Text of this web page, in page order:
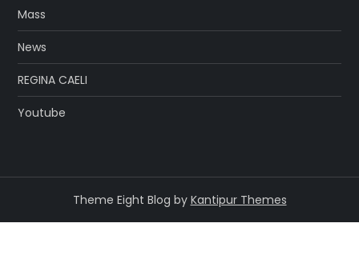
Mass
News
REGINA CAELI
Youtube
Theme Eight Blog by Kantipur Themes